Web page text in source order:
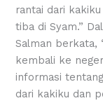
rantai dari
tiba di Syam.”
Salman berkata,
kembali ke
informasi
dari kakiku dan